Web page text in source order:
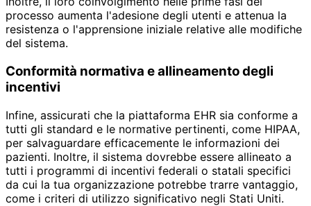
processo aumenta l'adesione degli utenti e attenua la
resistenza o l'apprensione iniziale relative alle modifiche
del sistema.
Conformità normativa e allineamento degli
incentivi
Infine, assicurati che la piattaforma EHR sia conforme a
tutti gli standard e le normative pertinenti, come HIPAA,
per salvaguardare efficacemente le informazioni dei
pazienti. Inoltre, il sistema dovrebbe essere allineato a
tutti i programmi di incentivi federali o statali specifici
da cui la tua organizzazione potrebbe trarre vantaggio,
come i criteri di utilizzo significativo negli Stati Uniti.